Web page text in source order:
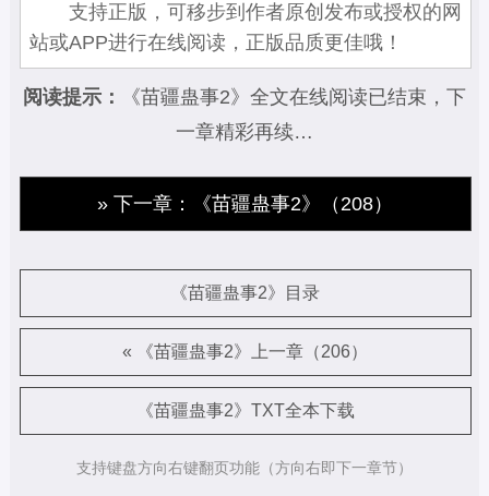
支持正版，可移步到作者原创发布或授权的网
站或APP进行在线阅读，正版品质更佳哦！
阅读提示：
《苗疆蛊事2》全文在线阅读已结束，下
一章精彩再续…
» 下一章：《苗疆蛊事2》（208）
《苗疆蛊事2》目录
« 《苗疆蛊事2》上一章（206）
《苗疆蛊事2》TXT全本下载
支持键盘方向右键翻页功能（方向右即下一章节）